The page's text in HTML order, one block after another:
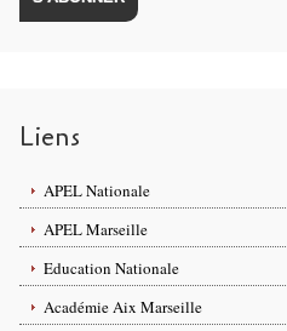
Liens
APEL Nationale
APEL Marseille
Education Nationale
Académie Aix Marseille